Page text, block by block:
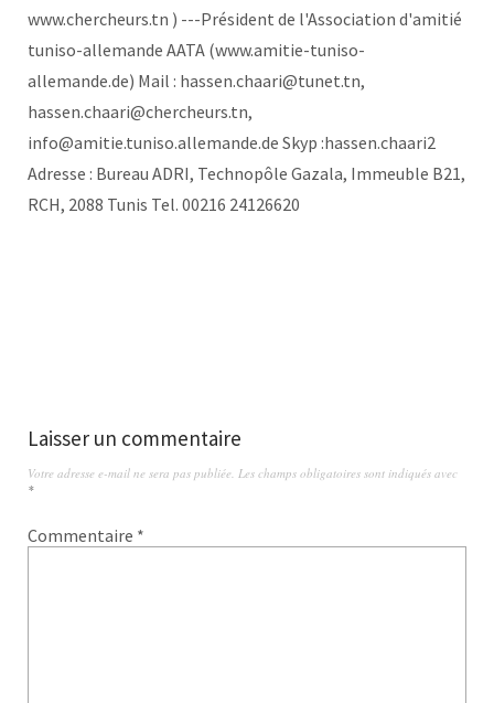
www.chercheurs.tn ) ---Président de l'Association d'amitié
tuniso-allemande AATA (www.amitie-tuniso-
allemande.de) Mail : hassen.chaari@tunet.tn,
hassen.chaari@chercheurs.tn,
info@amitie.tuniso.allemande.de Skyp :hassen.chaari2
Adresse : Bureau ADRI, Technopôle Gazala, Immeuble B21,
RCH, 2088 Tunis Tel. 00216 24126620
Laisser un commentaire
Votre adresse e-mail ne sera pas publiée. Les champs obligatoires sont indiqués avec
*
Commentaire *